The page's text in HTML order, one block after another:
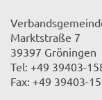
Marktstraße 7
39397 Gröningen
Tel: +49 39403-
Fax: +49 39403-